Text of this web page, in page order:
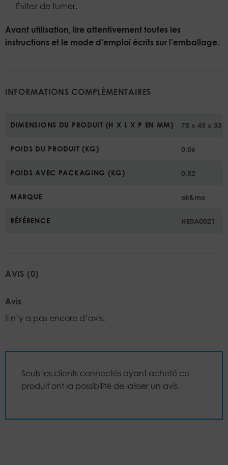
Évitez de fumer.
Avant utilisation, lire attentivement toutes les
instructions et le mode d’emploi écrits sur l’emballage.
INFORMATIONS COMPLÉMENTAIRES
DIMENSIONS DU PRODUIT (H X L X P EN MM) 75 x 45 x 33
POIDS DU PRODUIT (KG) 0.06
POIDS AVEC PACKAGING (KG) 0.52
MARQUE air&me
RÉFÉRENCE HE0A0021
AVIS (0)
Avis
Il n’y a pas encore d’avis.
Seuls les clients connectés ayant acheté ce
produit ont la possibilité de laisser un avis.